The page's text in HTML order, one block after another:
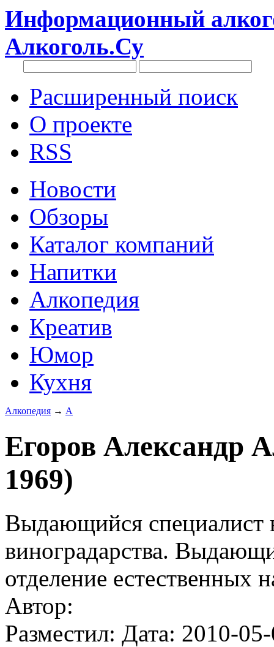
Информационный
Алкоголь.Су
Расширенный поиск
О проекте
RSS
Новости
Обзоры
Каталог компаний
Напитки
Алкопедия
Креатив
Юмор
Кухня
Алкопедия → А
Егоров Александр
1969)
Выдающийся специалист
виноградарства.
отделение естественных
Автор:
Разместил: Дата: 2010-